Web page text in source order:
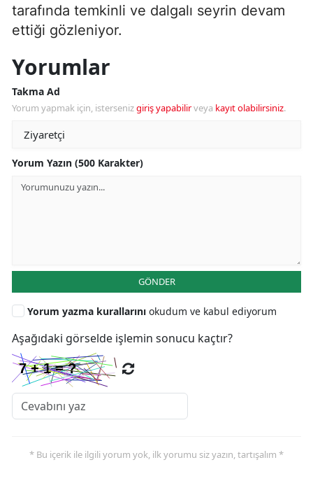
tarafında temkinli ve dalgalı seyrin devam
ettiği gözleniyor.
Yorumlar
Takma Ad
Yorum yapmak için, istersenizgiriş yapabilirveya kayıt olabilirsiniz.
Yorum Yazın (500 Karakter)
GÖNDER
Yorum yazma kurallarını okudum ve kabul ediyorum
Aşağıdaki görselde işlemin sonucu kaçtır?
* Bu içerik ile ilgili yorum yok, ilk yorumu siz yazın, tartışalım *